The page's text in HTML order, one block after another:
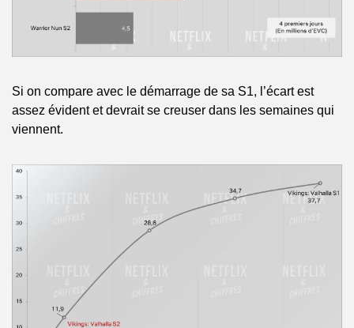
Si on compare avec le démarrage de sa S1, l’écart est
assez évident et devrait se creuser dans les semaines qui
viennent.